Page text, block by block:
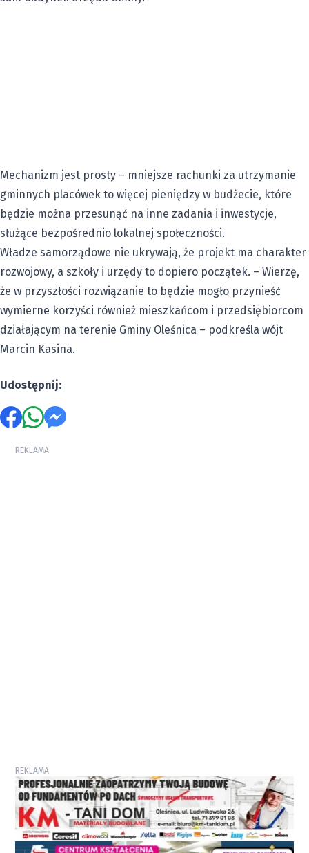
Mechanizm jest prosty – mniejsze rachunki za utrzymanie
gminnych placówek to więcej pieniędzy w budżecie, które
będzie można przesunąć na inne zadania i inwestycje,
służące bezpośrednio lokalnej społeczności.
Władze samorządowe nie ukrywają, że projekt ma charakter
rozwojowy, a szkoły i urzędy to dopiero początek. – Wierzę,
że w przyszłości rozwiązanie to będzie mogło przynieść
wymierne korzyści również mieszkańcom i przedsiębiorcom
działającym na terenie Gminy Oleśnica – podkreśla wójt
Marcin Kasina.
Udostępnij:
REKLAMA
REKLAMA